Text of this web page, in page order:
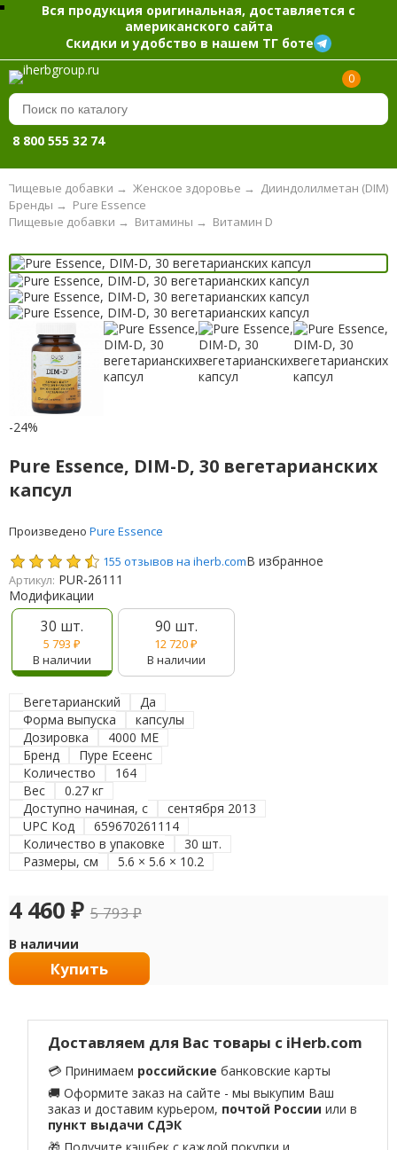
Вся продукция оригинальная, доставляется с
американского сайта
Скидки и удобство в нашем ТГ боте
0
8 800 555 32 74
Пищевые добавки → Женское здоровье → Дииндолилметан (DIM)
Pure Essence
Бренды →
Витамин D
Витамины →
Пищевые добавки →
-24%
Pure Essence, DIM-D, 30 вегетарианских
капсул
Произведено Pure Essence
155 отзывов на iherb.comВ избранное
Артикул: PUR-26111
Модификации
30 шт.
5 793 ₽
В наличии
90 шт.
12 720₽
В наличии
Вегетарианский
Да
Форма выпуска
капсулы
Дозировка
4000 МЕ
Бренд
Пуре Есеенс
Количество
164
Вес
0.27 кг
Доступно начиная, с
сентября 2013
UPC Код
659670261114
Количество в упаковке
30 шт.
Размеры, см
5.6 × 5.6 × 10.2
4 460 ₽ 5 793₽
В наличии
Купить
Доставляем для Вас товары с iHerb.com
💳 Принимаем российские банковские карты
🚚 Оформите заказ на сайте - мы выкупим Ваш
заказ и доставим курьером, почтой России или в
пункт выдачи СДЭК